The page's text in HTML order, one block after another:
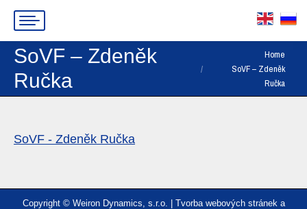
SoVF – Zdeněk
Ručka
Home
SoVF – Zdeněk
Ručka
SoVF - Zdeněk Ručka
Copyright © Weiron Dynamics, s.r.o. | Tvorba webových stráneka